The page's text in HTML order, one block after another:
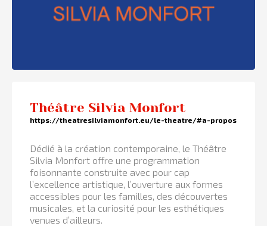
Théâtre Silvia Monfort
https://theatresilviamonfort.eu/le-theatre/#a-propos
Dédié à la création contemporaine, le Théâtre
Silvia Monfort offre une programmation
foisonnante construite avec pour cap
l’excellence artistique, l’ouverture aux formes
accessibles pour les familles, des découvertes
musicales, et la curiosité pour les esthétiques
venues d’ailleurs.